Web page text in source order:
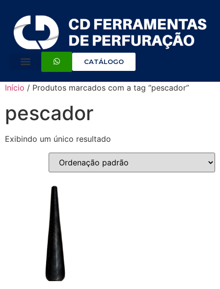
CATÁLOGO
Início / Produtos marcados com a tag “pescador”
pescador
Exibindo um único resultado